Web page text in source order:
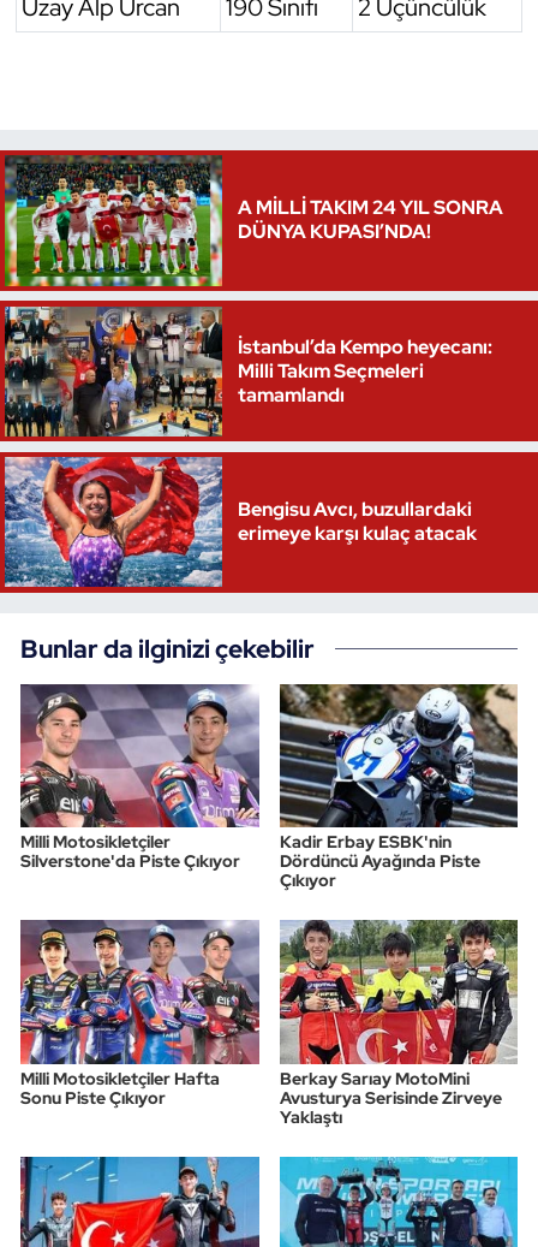
Uzay Alp Urcan 190 Sınıfı 2 Üçüncülük
A MİLLİ TAKIM 24 YIL SONRA
DÜNYA KUPASI’NDA!
İstanbul’da Kempo heyecanı:
Milli Takım Seçmeleri
tamamlandı
Bengisu Avcı, buzullardaki
erimeye karşı kulaç atacak
Bunlar da ilginizi çekebilir
Milli Motosikletçiler
Silverstone'da Piste Çıkıyor
Kadir Erbay ESBK'nin
Dördüncü Ayağında Piste
Çıkıyor
Milli Motosikletçiler Hafta
Sonu Piste Çıkıyor
Berkay Sarıay MotoMini
Avusturya Serisinde Zirveye
Yaklaştı
Vücut Geliştirme Fitness
Wushu Kungfu
Yelken
Yüzme